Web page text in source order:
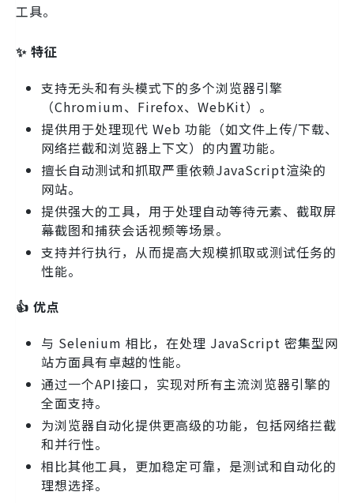
工具。
✨ 特征
支持无头和有头模式下的多个浏览器引擎
（Chromium、Firefox、WebKit）。
提供用于处理现代 Web 功能（如文件上传/下载、
网络拦截和浏览器上下文）的内置功能。
擅长自动测试和抓取严重依赖JavaScript渲染的
网站。
提供强大的工具，用于处理自动等待元素、截取屏
幕截图和捕获会话视频等场景。
支持并行执行，从而提高大规模抓取或测试任务的
性能。
👍 优点
与 Selenium 相比，在处理 JavaScript 密集型网
站方面具有卓越的性能。
通过一个API接口，实现对所有主流浏览器引擎的
全面支持。
为浏览器自动化提供更高级的功能，包括网络拦截
和并行性。
相比其他工具，更加稳定可靠，是测试和自动化的
理想选择。